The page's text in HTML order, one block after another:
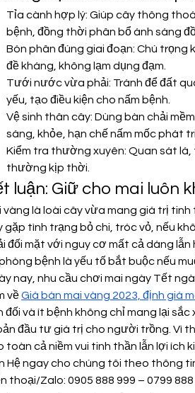
Tỉa cành hợp lý: Giúp cây thông
bệnh, đồng thời phân bổ ánh sáng
Bón phân đúng giai đoạn: Chú
đề kháng, không lạm dụng đạm.
Tưới nước vừa phải: Tránh để đất
yếu, tạo điều kiện cho nấm bệnh.
Vệ sinh thân cây: Dùng bàn chải
sáng, khỏe, hạn chế nấm mốc phát
Kiểm tra thường xuyên: Quan sát
thường kịp thời.
luận: Giữ cho mai luôn
vàng là loài cây vừa mang giá trị
gặp tình trạng bỏ chi, tróc vỏ, nếu
đối mặt với nguy cơ mất cả dáng
bệnh là yếu tố bắt buộc nếu
nay, nhu cầu chơi mai ngày Tết
về Giá bán mai vàng 2023, định giá
đối và ít bệnh không chỉ mang lại
đầu tư giá trị cho người trồng. Vì
toàn cả niềm vui tinh thần lẫn lợi ích
Hệ ngay cho chúng tôi theo thông
thoại/Zalo: 0905 888 999 – 0799